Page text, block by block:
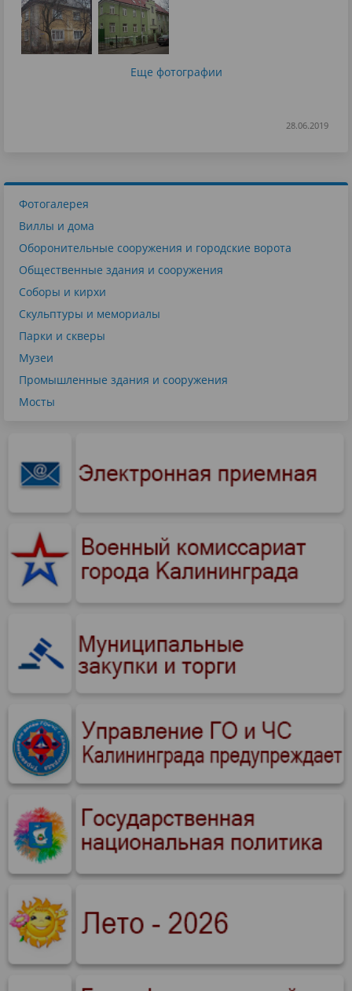
Еще фотографии
28.06.2019
Фотогалерея
Виллы и дома
Оборонительные сооружения и городские ворота
Общественные здания и сооружения
Соборы и кирхи
Скульптуры и мемориалы
Парки и скверы
Музеи
Промышленные здания и сооружения
Мосты